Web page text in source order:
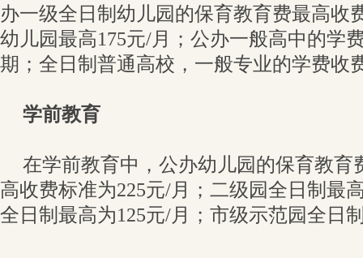
办一级全日制幼儿园的保育教育费最高收
幼儿园最高175元/月；公办一般高中的学
期；全日制普通高校，一般专业的学费收
学前教育
在学前教育中，公办幼儿园的保育教育
高收费标准为225元/月；二级园全日制最
全日制最高为125元/月；市级示范园全日